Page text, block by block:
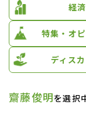
経済
特集・オ
ディス
齋藤俊明を選択